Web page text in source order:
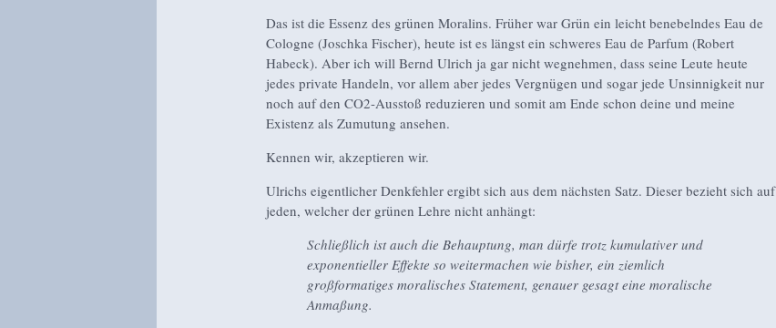
Das ist die Essenz des grünen Moralins. Früher war Grün ein leicht benebelndes Eau de
Cologne (Joschka Fischer), heute ist es längst ein schweres Eau de Parfum (Robert
Habeck). Aber ich will Bernd Ulrich ja gar nicht wegnehmen, dass seine Leute heute
jedes private Handeln, vor allem aber jedes Vergnügen und sogar jede Unsinnigkeit nur
noch auf den CO2-Ausstoß reduzieren und somit am Ende schon deine und meine
Existenz als Zumutung ansehen.
Kennen wir, akzeptieren wir.
Ulrichs eigentlicher Denkfehler ergibt sich aus dem nächsten Satz. Dieser bezieht sich auf
jeden, welcher der grünen Lehre nicht anhängt:
Schließlich ist auch die Behauptung, man dürfe trotz kumulativer und
exponentieller Effekte so weitermachen wie bisher, ein ziemlich
großformatiges moralisches Statement, genauer gesagt eine moralische
Anmaßung.